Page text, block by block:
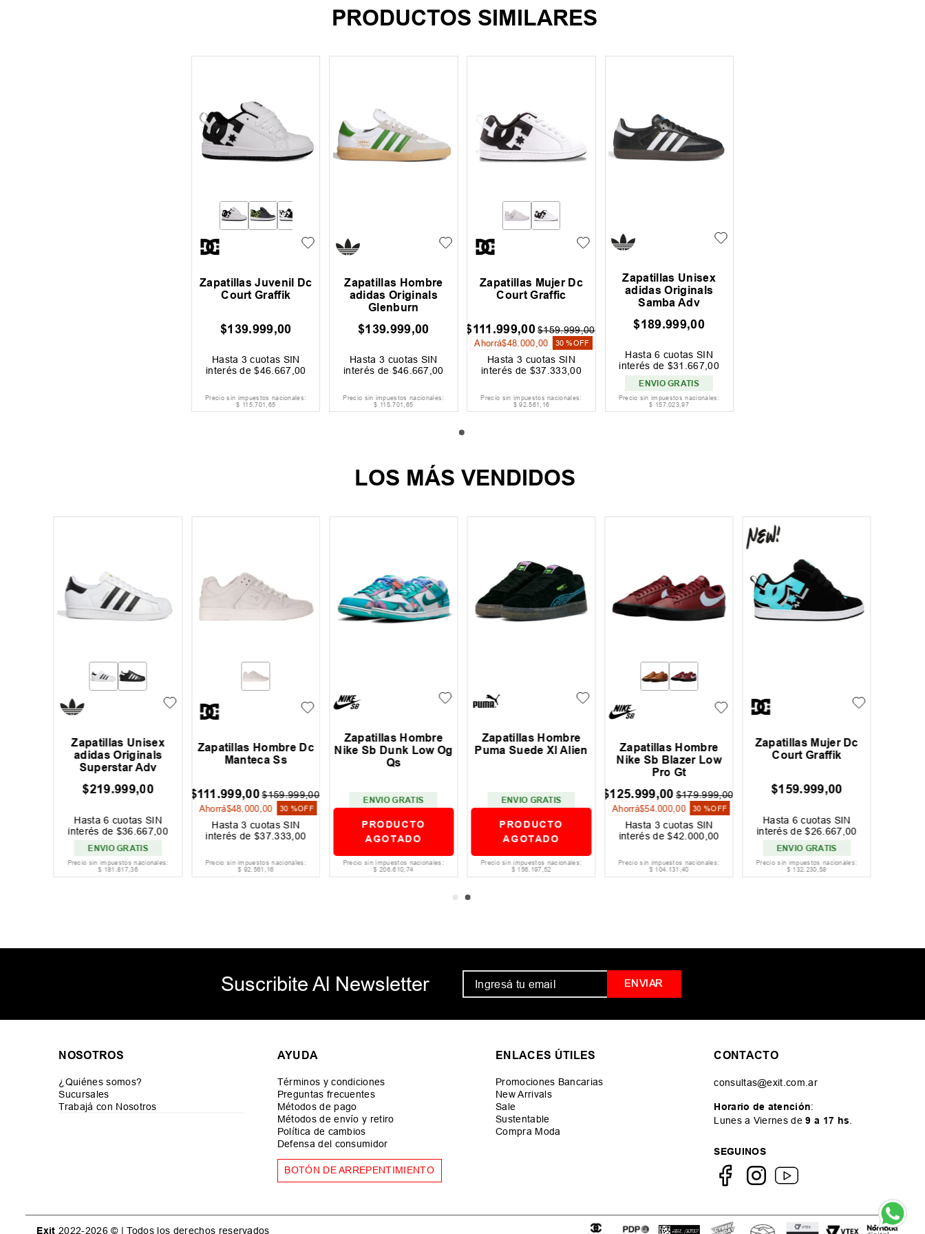
PRODUCTOS SIMILARES
Zapatillas Juvenil Dc
Court Graffik
$139.999,00
Hasta 3 cuotas SIN
interés de$46 667 ,00
Precio sin impuestos nacionales:
$ 115.701,65
Zapatillas Hombre
adidas Originals
Glenburn
$139.999,00
Hasta 3 cuotas SIN
interés de $46 667 ,00
Precio sin impuestos nacionales:
$ 115.701,65
Zapatillas Mujer Dc
Court Graffic
$111 .999,00$159.999,00
Ahorrá$48 000 00 30 %OFF
Hasta3 cuotas SIN
interés de $37 333,00
Precio sin impuestos nacionales:
$ 92.561, 16
Zapatillas Unisex
adidas Originals
Samba Adv
$189.999,00
Hasta6 cuotas SIN
interés de $31 .667 ,00
ENVIO GRATIS
Precio sin impuestos nacionales:
$ 157.023,97
LOS MÁS VENDIDOS
Zapatillas Unisex
adidas Originals
Superstar Adv
$219.999,00
Hasta6 cuotas SIN
interés de$36 .667 ,00
ENVIO GRATIS
Precio sin impuestos nacionales:
$ 181 .817,36
Zapatillas Hombre Dc
Manteca Ss
$111.999,00 $159.999,00
Ahorrá$48.000 ,00 30 %OFF
Hasta3 cuotas SIN
interés de$37 .333 00
Precio sin impuestos nacionales:
$ 92.561 ,16
Zapatillas Hombre
Nike Sb Dunk Low Og
Qs
ENVIO GRATIS
PRODUCTO
AGOTADO
Precio sin impuestos nacionales:
$ 206.610,74
Zapatillas Hombre
Puma Suede Xl Alien
ENVIO GRATIS
PRODUCTO
AGOTADO
Precio sin impuestos nacionales:
$ 156.197,52
Zapatillas Hombre
Nike Sb Blazer Low
Pro Gt
$125.999,00 $179.999,00
Ahorrá$54.000,00 30 %OFF
Hasta3 cuotas SIN
interés de$42 000 ,00
Precio sin impuestos nacionales:
$ 104.131 ,40
Zapatillas Mujer Dc
Court Graffik
$159.999,00
Hasta6 cuotas SIN
interés de$26 .667 ,00
ENVIO GRATIS
Precio sin impuestos nacionales:
$ 132.230,58
Suscribite Al Newsletter ENVIAR
NOSOTROS
¿Quiénes somos?
Sucursales
Trabajá con Nosotros
AYUDA
Términos y condiciones
Preguntas frecuentes
Métodos de pago
Métodos de envío y retiro
Política de cambios
Defensa del consumidor
BOTÓN DE ARREPENTIMIENTO
ENLACES ÚTILES
Promociones Bancarias
New Arrivals
Sale
Sustentable
Compra Moda
CONTACTO
consultas@exit.com.ar
Horario de atención:
Lunes a Viernes de9 a 17 hs
SEGUINOS
Exit 2022-2026 © | Todos los derechos reservados